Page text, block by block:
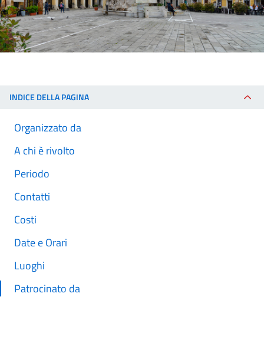
INDICE DELLA PAGINA
Organizzato da
A chi è rivolto
Periodo
Contatti
Costi
Date e Orari
Luoghi
Patrocinato da